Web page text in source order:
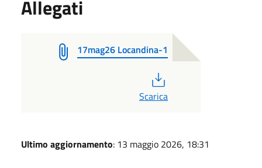
Allegati
17mag26 Locandina-1
Scarica
Ultimo aggiornamento: 13 maggio 2026, 18:31